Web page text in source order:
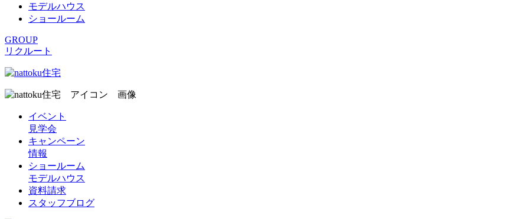
モデルハウス
ショールーム
GROUP
リクルート
イベント
見学会
キャンペーン
情報
ショールーム
モデルハウス
資料請求
スタッフブログ